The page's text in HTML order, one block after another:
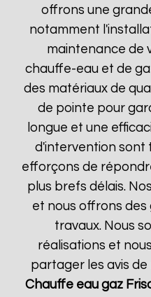
offrons une
notamment
maintenance de
chauffe-eau et de
des matériaux de
de pointe pour
longue et une
d'intervention sont
efforçons de
plus brefs délais.
et nous offrons des
travaux. Nous
réalisations et
partager les avis de
Chauffe eau gaz